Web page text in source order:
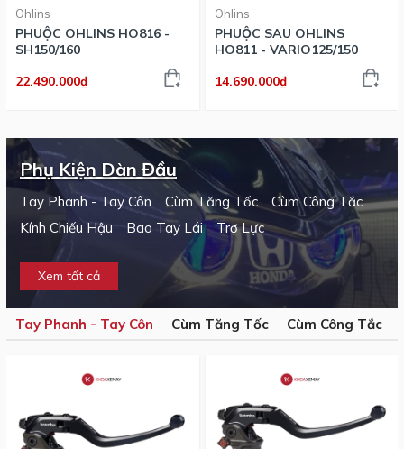
Ohlins
PHUỘC OHLINS HO816 -
SH150/160
22.490.000₫
Ohlins
PHUỘC SAU OHLINS
HO811 - VARIO125/150
14.690.000₫
Phụ Kiện Dàn Đầu
Tay Phanh - Tay Côn Cùm Tăng Tốc
Cùm Công Tắc
Kính Chiếu Hậu
Bao Tay Lái Trợ Lực
Xem tất cả
Tay Phanh - Tay Côn Cùm Tăng Tốc Cùm Công Tắc